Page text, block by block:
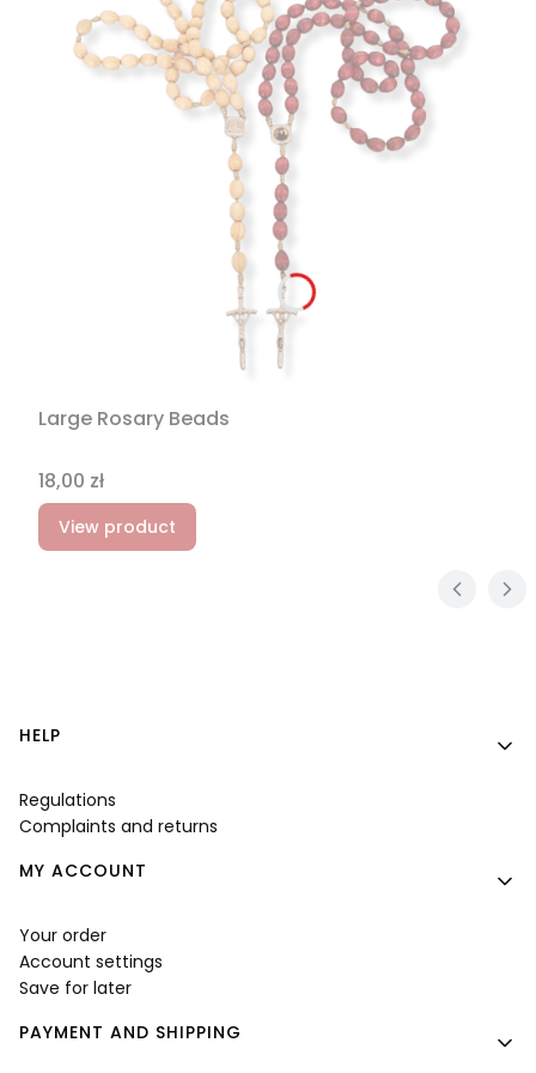
Large Rosary Beads
Price
18,00 zł
View product
Footer menu
HELP
Regulations
Complaints and returns
MY ACCOUNT
Your order
Account settings
Save for later
PAYMENT AND SHIPPING